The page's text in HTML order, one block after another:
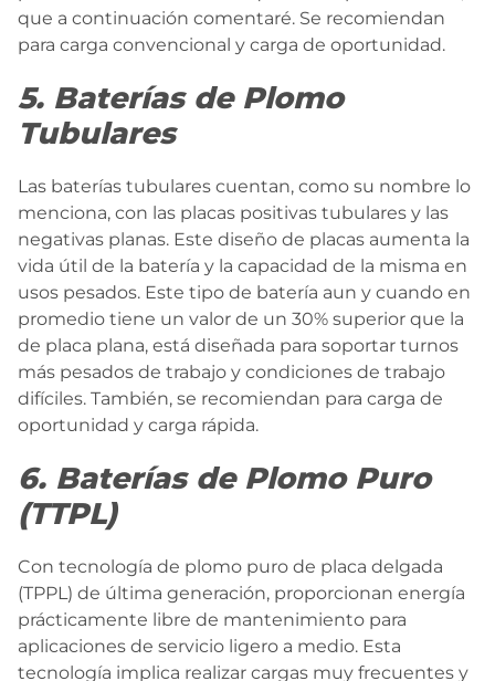
que a continuación comentaré. Se recomiendan
para carga convencional y carga de oportunidad.
5. Baterías de Plomo
Tubulares
Las baterías tubulares cuentan, como su nombre lo
menciona, con las placas positivas tubulares y las
negativas planas. Este diseño de placas aumenta la
vida útil de la batería y la capacidad de la misma en
usos pesados. Este tipo de batería aun y cuando en
promedio tiene un valor de un 30% superior que la
de placa plana, está diseñada para soportar turnos
más pesados de trabajo y condiciones de trabajo
difíciles. También, se recomiendan para carga de
oportunidad y carga rápida.
6. Baterías de Plomo Puro
(TTPL)
Con tecnología de plomo puro de placa delgada
(TPPL) de última generación, proporcionan energía
prácticamente libre de mantenimiento para
aplicaciones de servicio ligero a medio. Esta
tecnología implica realizar cargas muy frecuentes y